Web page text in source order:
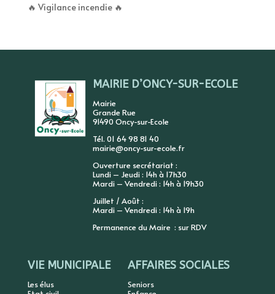
🔥 Vigilance incendie 🔥
MAIRIE D’ONCY-SUR-ECOLE
Mairie
Grande Rue
91490 Oncy-sur-Ecole
Tél. 01 64 98 81 40
mairie@oncy-sur-ecole.fr
Ouverture secrétariat :
Lundi – Jeudi : 14h à 17h30
Mardi – Vendredi : 14h à 19h30
Juillet / Août :
Mardi – Vendredi : 14h à 19h
Permanence du Maire : sur RDV
VIE MUNICIPALE
Les élus
AFFAIRES SOCIALES
Seniors